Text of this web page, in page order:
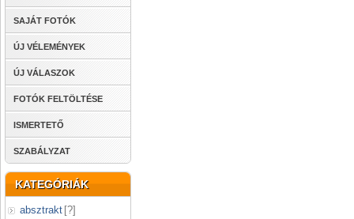
SAJÁT FOTÓK
ÚJ VÉLEMÉNYEK
ÚJ VÁLASZOK
FOTÓK FELTÖLTÉSE
ISMERTETŐ
SZABÁLYZAT
KATEGÓRIÁK
absztrakt [?]